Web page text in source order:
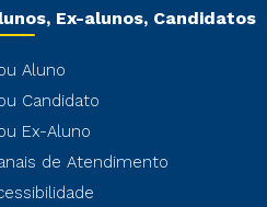
Ex-alunos, Candidatos
Aluno
Candidato
Ex-Aluno
de Atendimento